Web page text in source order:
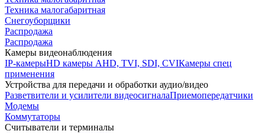
Техника малогабаритная
Снегоуборщики
Распродажа
Распродажа
Камеры видеонаблюдения
IP-камерыHD камеры AHD, TVI, SDI, CVIКамеры спец
применения
Устройства для передачи и обработки аудио/видео
Разветвители и усилители видеосигналаПриемопередатчики
Модемы
Коммутаторы
Считыватели и терминалы